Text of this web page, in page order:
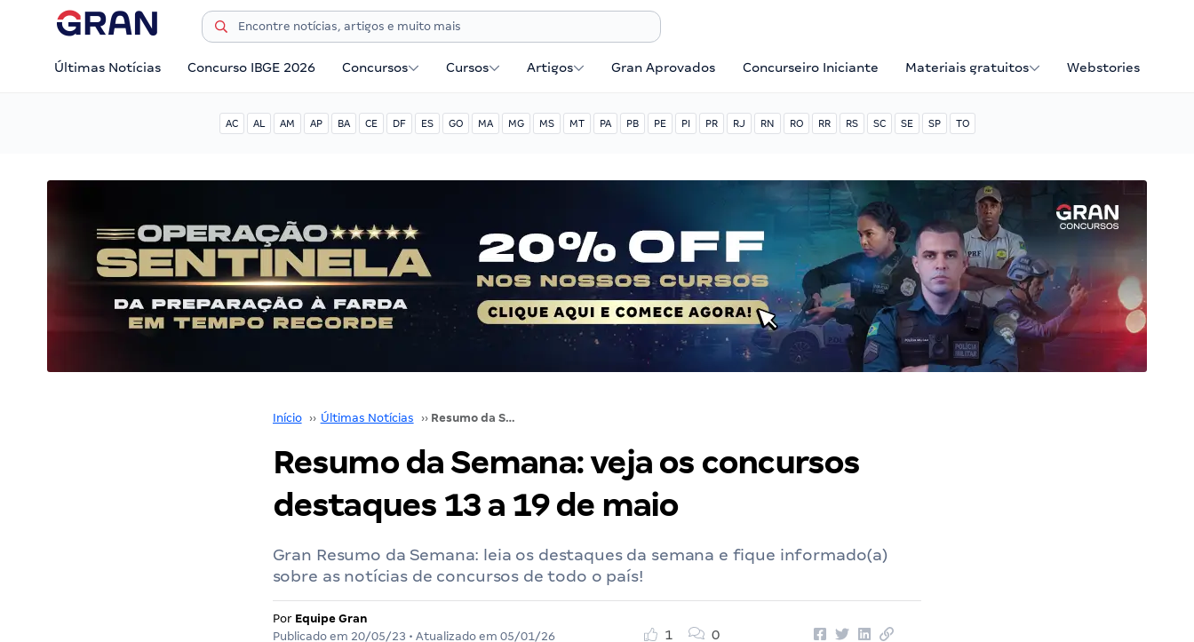
Últimas Notícias Concurso IBGE 2026 Concursos Cursos Artigos Gran Aprovados Concurseiro Iniciante Materiais gratuitos Webstories
AC AL AM AP BA CE DF ES GO MA MG MS MT PA PB PE PI PR RJ RN RO RR RS SC SE SP TO
Início ›› Últimas Notícias ›› Resumo da Semana: veja os concursos destaques 13 a 19 de maio
Resumo da Semana: veja os concursos
destaques 13 a 19 de maio
Gran Resumo da Semana: leia os destaques da semana e fique informado(a)
sobre as notícias de concursos de todo o país!
Por Equipe Gran
Publicado em 20/05/23 • Atualizado em 05/01/26
1 0